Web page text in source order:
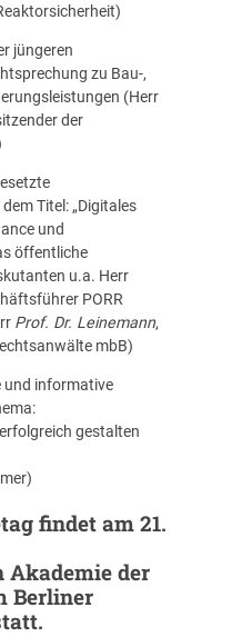
jüngeren
zu Bau-,
(Herr
der
Titel: „Digitales
und
öffentliche
u.a. Herr
PORR
Prof. Dr. Leinemann,
mbB)
und informative
gestalten
findet am 21.
Akademie der
Berliner